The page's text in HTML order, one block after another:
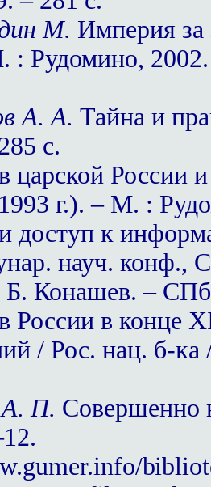
М. Империя за
: Рудомино,
А. А. Тайна и
с.
царской России
г.). – М. :
доступ к
науч. конф.,
Конашев. –
России в конце
/ Рос. нац. б-
П. Совершенно